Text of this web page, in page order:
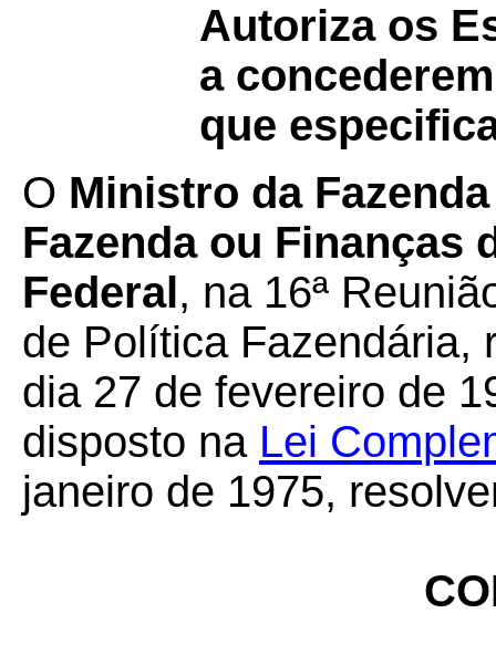
Autoriza os
a
que
O Ministro da
Fazenda ou Finanças
Federal, na 16ª
de Política Fazendária,
dia 27 de fevereiro de
disposto na Lei
janeiro de 1975,